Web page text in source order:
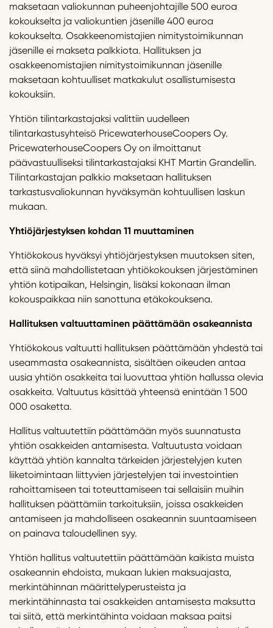
maksetaan valiokunnan puheenjohtajille 500 euroa
kokoukselta ja valiokuntien jäsenille 400 euroa
kokoukselta. Osakkeenomistajien nimitystoimikunnan
jäsenille ei makseta palkkiota. Hallituksen ja
osakkeenomistajien nimitystoimikunnan jäsenille
maksetaan kohtuulliset matkakulut osallistumisesta
kokouksiin.
Yhtiön tilintarkastajaksi valittiin uudelleen
tilintarkastusyhteisö PricewaterhouseCoopers Oy.
PricewaterhouseCoopers Oy on ilmoittanut
päävastuulliseksi tilintarkastajaksi KHT Martin Grandellin.
Tilintarkastajan palkkio maksetaan hallituksen
tarkastusvaliokunnan hyväksymän kohtuullisen laskun
mukaan.
Yhtiöjärjestyksen kohdan 11 muuttaminen
Yhtiökokous hyväksyi yhtiöjärjestyksen muutoksen siten,
että siinä mahdollistetaan yhtiökokouksen järjestäminen
yhtiön kotipaikan, Helsingin, lisäksi kokonaan ilman
kokouspaikkaa niin sanottuna etäkokouksena.
Hallituksen valtuuttaminen päättämään osakeannista
Yhtiökokous valtuutti hallituksen päättämään yhdestä tai
useammasta osakeannista, sisältäen oikeuden antaa
uusia yhtiön osakkeita tai luovuttaa yhtiön hallussa olevia
osakkeita. Valtuutus käsittää yhteensä enintään 1 500
000 osaketta.
Hallitus valtuutettiin päättämään myös suunnatusta
yhtiön osakkeiden antamisesta. Valtuutusta voidaan
käyttää yhtiön kannalta tärkeiden järjestelyjen kuten
liiketoimintaan liittyvien järjestelyjen tai investointien
rahoittamiseen tai toteuttamiseen tai sellaisiin muihin
hallituksen päättämiin tarkoituksiin, joissa osakkeiden
antamiseen ja mahdolliseen osakeannin suuntaamiseen
on painava taloudellinen syy.
Yhtiön hallitus valtuutettiin päättämään kaikista muista
osakeannin ehdoista, mukaan lukien maksuajasta,
merkintähinnan määrittelyperusteista ja
merkintähinnasta tai osakkeiden antamisesta maksutta
tai siitä, että merkintähinta voidaan maksaa paitsi